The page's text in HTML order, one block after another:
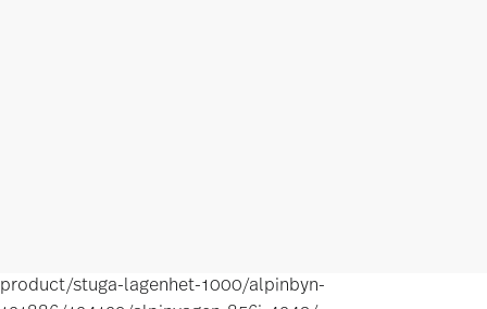
product/stuga-lagenhet-1000/alpinbyn-